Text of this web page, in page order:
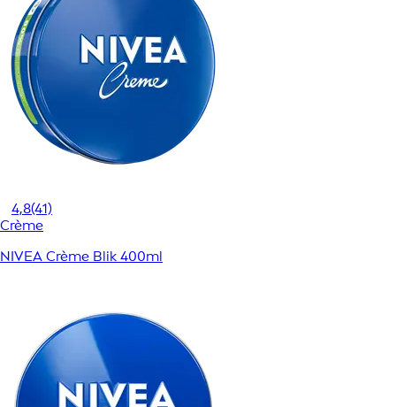
4,8(41)
Crème
NIVEA Crème Blik 400ml